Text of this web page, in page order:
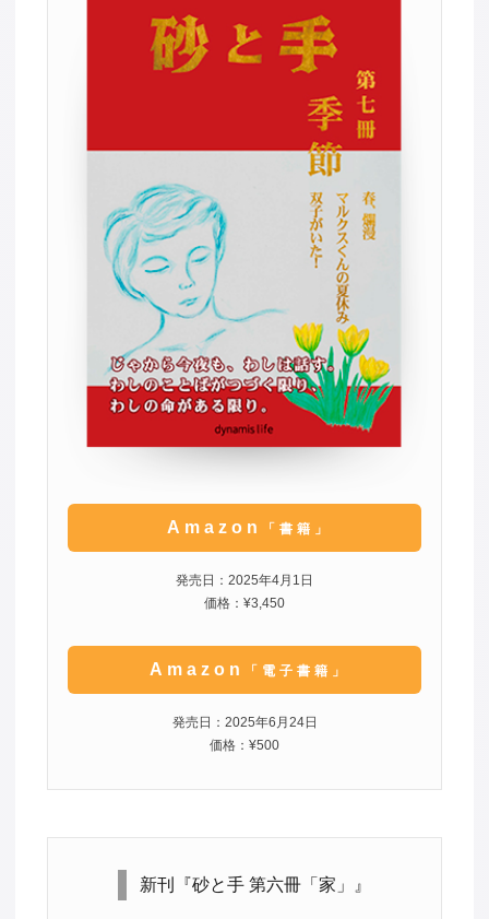
Amazon 「書籍」
発売日：2025年4月1日
価格：¥3,450
Amazon 「電子書籍」
発売日：2025年6月24日
価格：¥500
新刊『砂と手 第六冊「家」』